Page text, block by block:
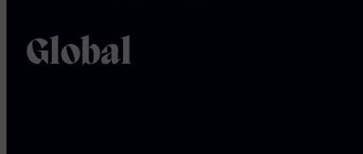
Global